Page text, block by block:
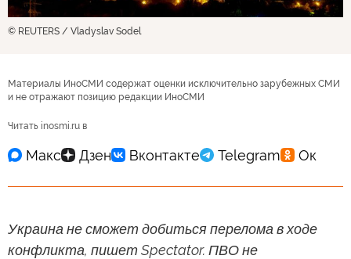
© REUTERS / Vladyslav Sodel
Материалы ИноСМИ содержат оценки исключительно зарубежных СМИ
и не отражают позицию редакции ИноСМИ
Читать inosmi.ru в
Украина не сможет добиться перелома в ходе
конфликта, пишет Spectator. ПВО не